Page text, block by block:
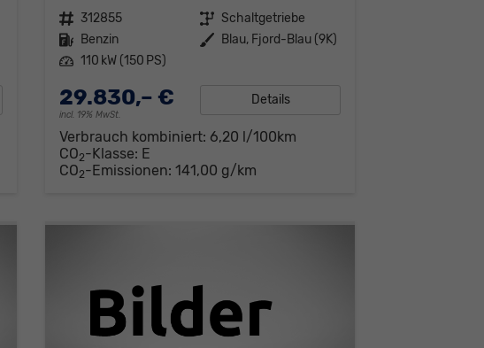
Fahrzeugnr. 312855 Getriebe Schaltgetriebe
Kraftstoff Benzin Außenfarbe Blau, Fjord-Blau (9K)
Leistung 110 kW (150 PS)
29.830,– €
incl. 19% MwSt.
Details
Verbrauch kombiniert: 6,20 l/100km
CO2-Klasse: E
CO2-Emissionen:141,00 g/km